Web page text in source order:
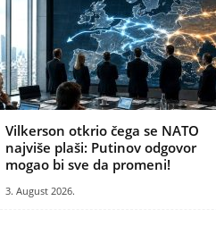
Vilkerson otkrio čega se NATO
najviše plaši: Putinov odgovor
mogao bi sve da promeni!
3. August 2026.